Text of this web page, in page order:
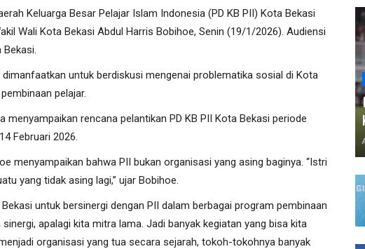
Keluarga Besar Pelajar Islam Indonesia (PD KB PII) Kota Bekasi
Wali Kota Bekasi Abdul Harris Bobihoe, Senin (19/1/2026). Audiensi
Bekasi.
untuk berdiskusi mengenai problematika sosial di Kota
pelajar.
menyampaikan rencana pelantikan PD KB PII Kota Bekasi periode
Februari 2026.
menyampaikan bahwa PII bukan organisasi yang asing baginya. “Istri
yang tidak asing lagi,” ujar Bobihoe.
untuk bersinergi dengan PII dalam berbagai program pembinaan
apalagi kita mitra lama. Jadi banyak kegiatan yang bisa kita
organisasi yang tua secara sejarah, tokoh-tokohnya banyak